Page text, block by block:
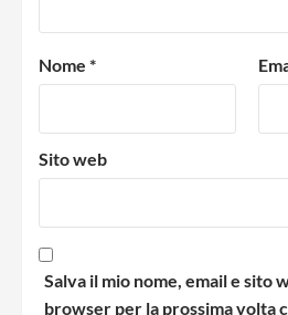
Nome *
Sito web
Salva il mio nome, email e sito
browser per la prossima volta